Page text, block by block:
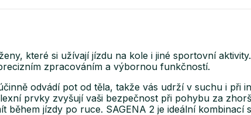
které si užívají jízdu na kole i jiné sportovní
zpracováním a výbornou funkčností.
odvádí pot od těla, takže vás udrží v suchu i při
prvky zvyšují vaši bezpečnost při pohybu za
jízdy po ruce. SAGENA 2 je ideální